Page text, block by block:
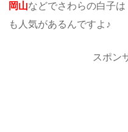
岡山などでさわらの白子
も人気があるんですよ♪
スポン